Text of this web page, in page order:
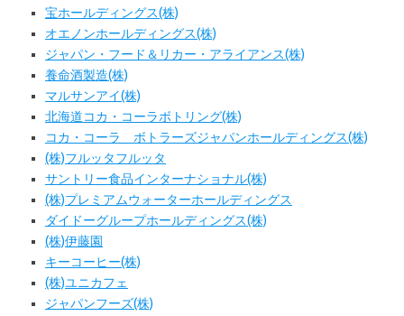
宝ホールディングス(株)
オエノンホールディングス(株)
ジャパン・フード＆リカー・アライアンス(株)
養命酒製造(株)
マルサンアイ(株)
北海道コカ・コーラボトリング(株)
コカ・コーラ ボトラーズジャパンホールディングス(株)
(株)フルッタフルッタ
サントリー食品インターナショナル(株)
(株)プレミアムウォーターホールディングス
ダイドーグループホールディングス(株)
(株)伊藤園
キーコーヒー(株)
(株)ユニカフェ
ジャパンフーズ(株)